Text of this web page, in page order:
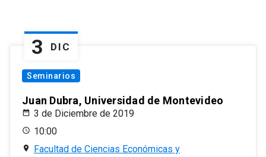
3 DIC
Seminarios
Juan Dubra, Universidad de Montevideo
3 de Diciembre de 2019
10:00
Facultad de Ciencias Económicas y